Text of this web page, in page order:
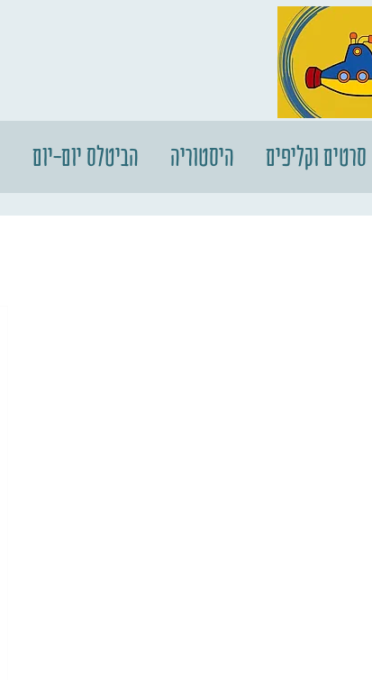
הביטלס יום-יום היסטוריה סרטים וקליפים